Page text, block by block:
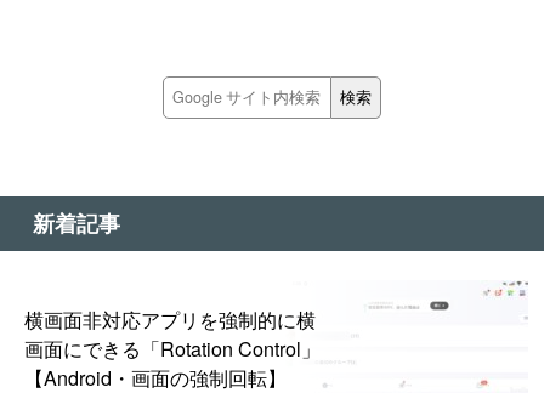
新着記事
横画面非対応アプリを強制的に横
画面にできる「Rotation Control」
【Android・画面の強制回転】